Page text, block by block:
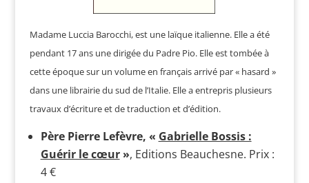
Madame Luccia Barocchi, est une laïque italienne. Elle a été
pendant 17 ans une dirigée du Padre Pio. Elle est tombée à
cette époque sur un volume en français arrivé par « hasard »
dans une librairie du sud de l’Italie. Elle a entrepris plusieurs
travaux d’écriture et de traduction et d’édition.
Père Pierre Lefèvre, « Gabrielle Bossis :
Guérir le cœur», Editions Beauchesne. Prix :
4 €